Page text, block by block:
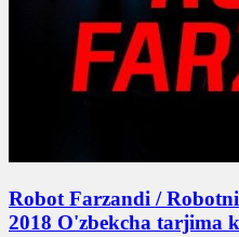
Robot Farzandi /
2018 O'zbekcha tarjima